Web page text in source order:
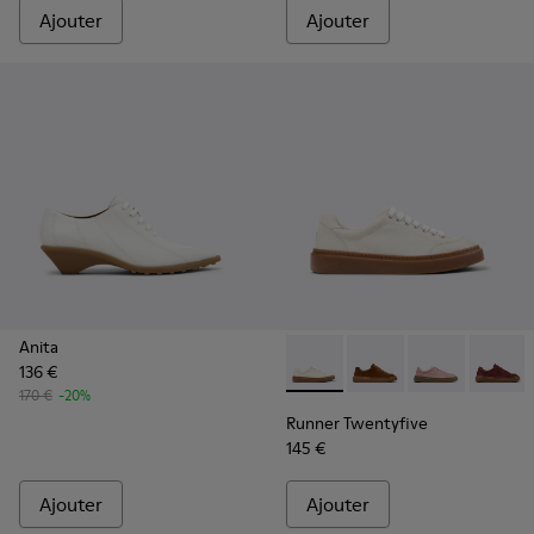
Ajouter Ajouter
Anita
136 €
170 € -20%
Ajouter
Runner Twentyfive -
Runner Twentyfive -
Runner
Runner Twentyfive
145 €
Ajouter